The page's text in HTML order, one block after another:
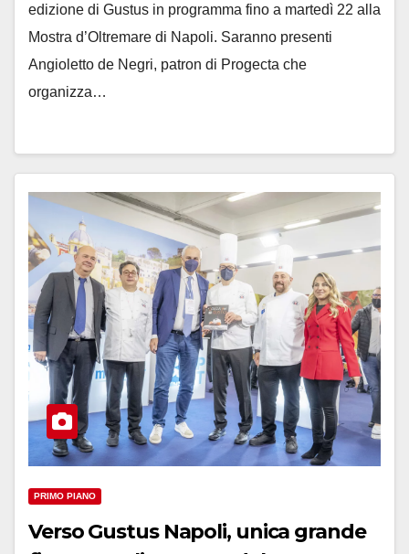
edizione di Gustus in programma fino a martedì 22 alla
Mostra d’Oltremare di Napoli. Saranno presenti
Angioletto de Negri, patron di Progecta che
organizza…
PRIMO PIANO
Verso Gustus Napoli, unica grande